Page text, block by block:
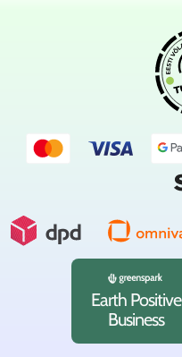
Earth Positive
Business